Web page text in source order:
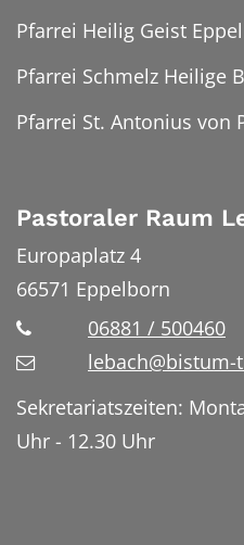
Pfarrei Heilig Geist
Pfarrei Schmelz Heilige
Pfarrei St. Antonius von
Pastoraler Raum
Europaplatz 4
66571 Eppelborn
06881 / 500460
lebach@bistum-
Sekretariatszeiten:
Uhr - 12.30 Uhr